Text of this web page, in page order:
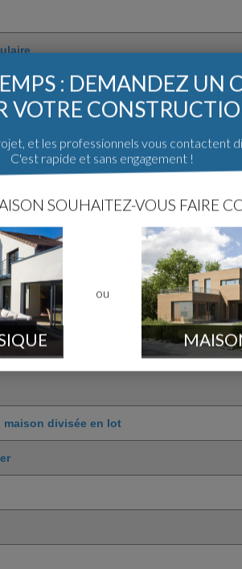
solutions?
masse, section,...
maison divisée en lot
: DEMANDEZ UN
VOTRE
et les professionnels vous contactent
C'est rapide et sans engagement !
SOUHAITEZ-VOUS FAIRE
ou